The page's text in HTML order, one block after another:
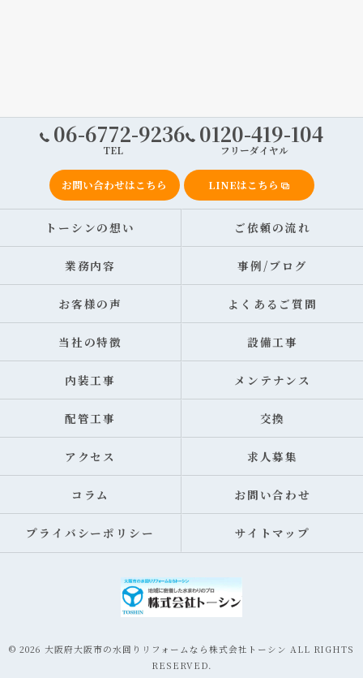
06-6772-9236
TEL
0120-419-104
フリーダイヤル
お問い合わせはこちら LINEはこちら
トーシンの想い ご依頼の流れ
業務内容 事例/ブログ
お客様の声 よくあるご質問
当社の特徴 設備工事
内装工事 メンテナンス
配管工事 交換
アクセス 求人募集
コラム お問い合わせ
プライバシーポリシー サイトマップ
© 2026 大阪府大阪市の水回りリフォームなら株式会社トーシン ALL RIGHTS
RESERVED.